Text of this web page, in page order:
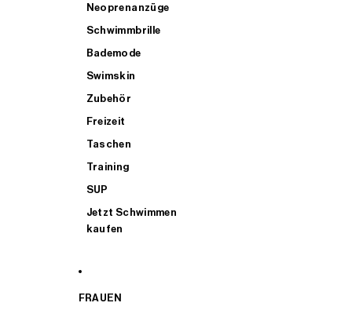
Neoprenanzüge
Schwimmbrille
Bademode
Swimskin
Zubehör
Freizeit
Taschen
Training
SUP
Jetzt Schwimmen
kaufen
FRAUEN